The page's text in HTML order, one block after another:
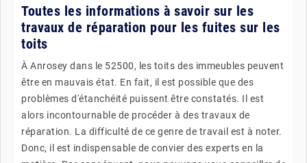
Toutes les informations à savoir sur les
travaux de réparation pour les fuites sur les
toits
À Anrosey dans le 52500, les toits des immeubles peuvent
être en mauvais état. En fait, il est possible que des
problèmes d'étanchéité puissent être constatés. Il est
alors incontournable de procéder à des travaux de
réparation. La difficulté de ce genre de travail est à noter.
Donc, il est indispensable de convier des experts en la